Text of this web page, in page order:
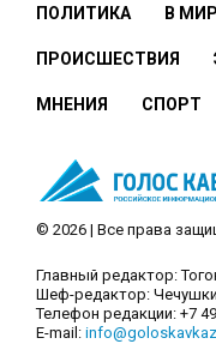
ПОЛИТИКА В
ПРОИСШЕСТВИЯ
МНЕНИЯ СПОРТ
© 2026 | Все права
Главный редактор:
Шеф-редактор:
Телефон редакции: +7
E-mail: